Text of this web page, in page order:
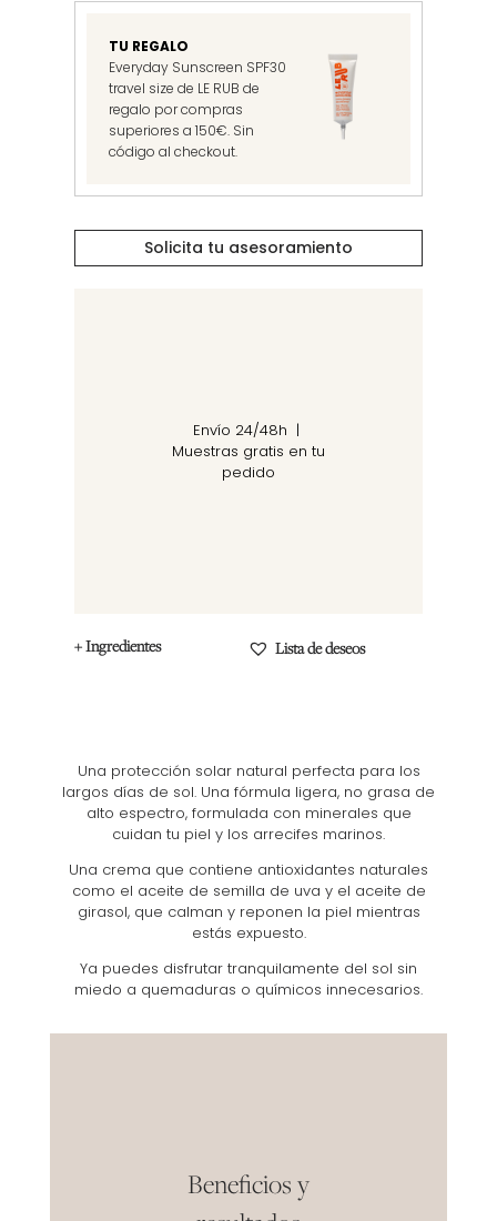
TU REGALO
Everyday Sunscreen SPF30
travel size de LE RUB de
regalo por compras
superiores a 150€. Sin
código al checkout.
Solicita tu asesoramiento
Envío 24/48h |
Muestras gratis en tu
pedido
+ Ingredientes Lista de deseos
Una protección solar natural perfecta para los
largos días de sol. Una fórmula ligera, no grasa de
alto espectro, formulada con minerales que
cuidan tu piel y los arrecifes marinos.
Una crema que contiene antioxidantes naturales
como el aceite de semilla de uva y el aceite de
girasol, que calman y reponen la piel mientras
estás expuesto.
Ya puedes disfrutar tranquilamente del sol sin
miedo a quemaduras o químicos innecesarios.
Beneficios y